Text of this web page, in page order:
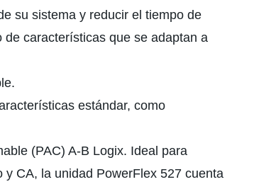
su sistema y reducir el tiempo de
características que se adaptan a
estándar, como
(PAC) A-B Logix. Ideal para
CA, la unidad PowerFlex 527 cuenta